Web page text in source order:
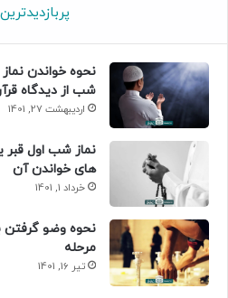
نحوه خواندن
شب از دیدگاه
اردیبهشت 27, 1401
نماز شب اول قبر
های خواندن آن
خرداد 1, 1401
نحوه وضو گرفتن
مرحله
تیر 16, 1401